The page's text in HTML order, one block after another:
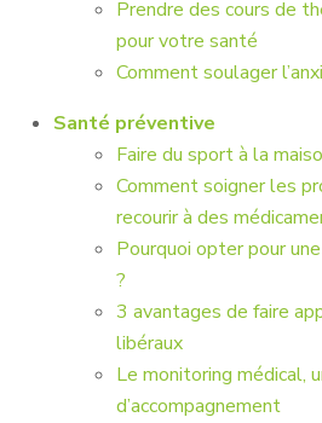
Prendre des cours de
pour votre santé
Comment soulager
Santé préventive
Faire du sport à la
Comment soigner les
recourir à des
Pourquoi opter pour
?
3 avantages de faire
libéraux
Le monitoring médical,
d’accompagnement